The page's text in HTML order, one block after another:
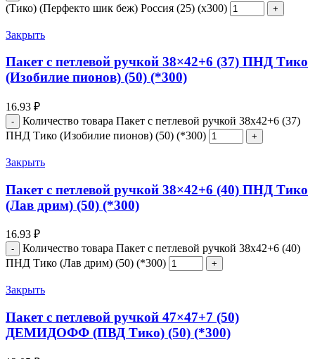
(Тико) (Перфекто шик беж) Россия (25) (х300)
Закрыть
Пакет с петлевой ручкой 38×42+6 (37) ПНД Тико
(Изобилие пионов) (50) (*300)
16.93 ₽
Количество товара Пакет с петлевой ручкой 38x42+6 (37)
ПНД Тико (Изобилие пионов) (50) (*300)
Закрыть
Пакет с петлевой ручкой 38×42+6 (40) ПНД Тико
(Лав дрим) (50) (*300)
16.93 ₽
Количество товара Пакет с петлевой ручкой 38x42+6 (40)
ПНД Тико (Лав дрим) (50) (*300)
Закрыть
Пакет с петлевой ручкой 47×47+7 (50)
ДЕМИДОФФ (ПВД Тико) (50) (*300)